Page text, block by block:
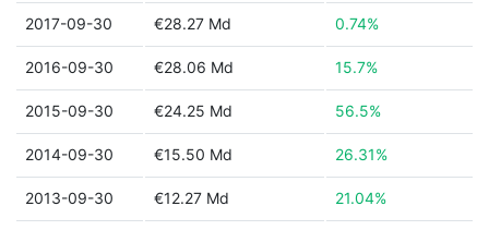
2017-09-30 €28.27 Md 0.74%
2016-09-30 €28.06 Md 15.7%
2015-09-30 €24.25 Md 56.5%
2014-09-30 €15.50 Md 26.31%
2013-09-30 €12.27 Md 21.04%